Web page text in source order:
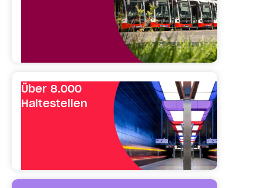
Über 8.000
Haltestellen